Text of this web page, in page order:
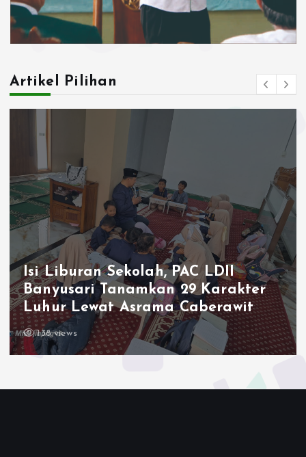
Artikel Pilihan
Ketum LDII Apresiasi
2026, Tegaskan Pembinaan
Generasi Unggul Kunci
Emas 2045
143 views